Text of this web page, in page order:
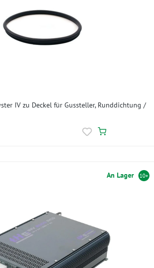
IV zu Deckel für Gussteller, Runddichtung /
An Lager 10+